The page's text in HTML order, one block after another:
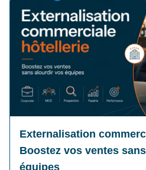
Externalisation
Boostez vos ventes
équipes